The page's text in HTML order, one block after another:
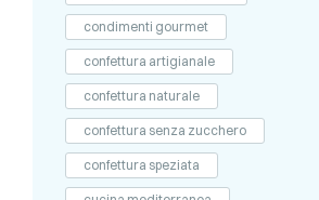
condimenti gourmet
confettura artigianale
confettura naturale
confettura senza zucchero
confettura speziata